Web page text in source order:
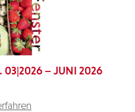
03|2026 – JUNI 2026